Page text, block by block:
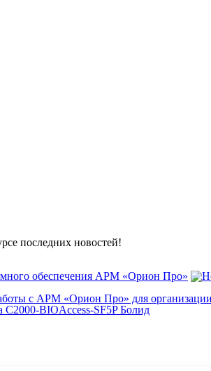
последних новостей!
обеспечения АРМ «Орион Про»
с АРМ «Орион Про» для